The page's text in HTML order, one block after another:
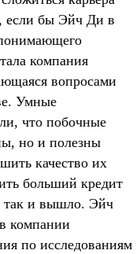
если бы Эйч Ди в
компания
вопросами
Умные
что побочные
но и полезны
качество их
больший кредит
так и вышло. Эйч
компании
по исследованиям